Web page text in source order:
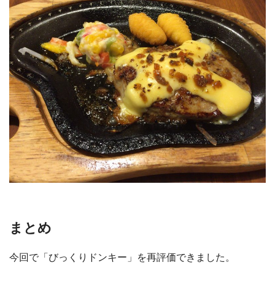
まとめ
今回で「びっくりドンキー」を再評価できました。